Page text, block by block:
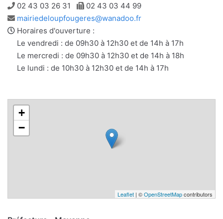
Téléphone
02 43 03 26 31 Télécopie
02 43 03 44 99
Adresse
e-
mail
mairiedeloupfougeres@wanadoo.fr
Horaires d'ouverture :
Le vendredi : de 09h30 à 12h30 et de 14h à 17h
Le mercredi : de 09h30 à 12h30 et de 14h à 18h
Le lundi : de 10h30 à 12h30 et de 14h à 17h
+
−
Leaflet | ©OpenStreetMapcontributors